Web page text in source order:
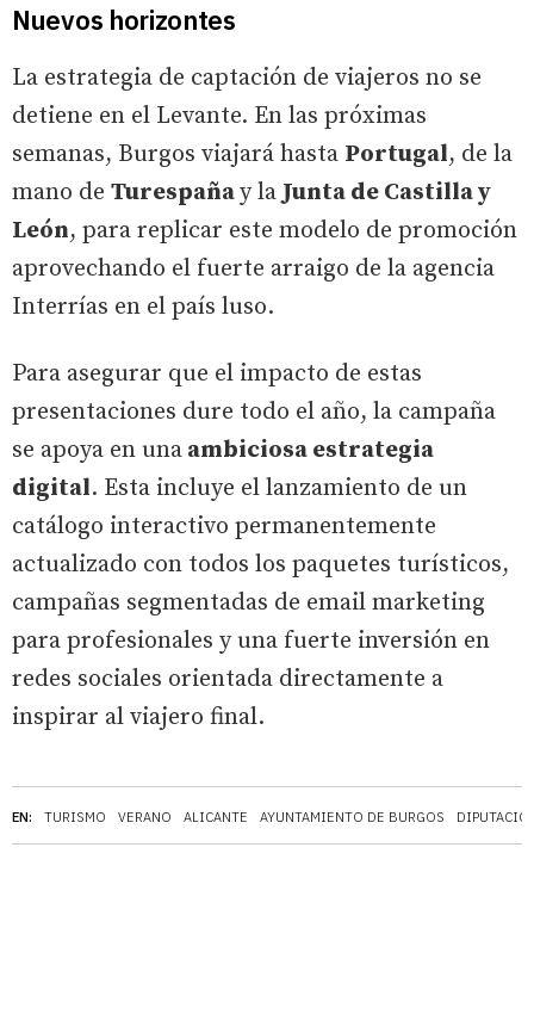
EN: TURISMO VERANO ALICANTE AYUNTAMIENTO DE BURGOS
Nuevos horizontes
La estrategia de captación de viajeros no se
detiene en el Levante. En las próximas
semanas, Burgos viajará hasta Portugal, de la
mano de Turespañay la Junta de Castilla y
León, para replicar este modelo de promoción
aprovechando el fuerte arraigo de la agencia
Interrías en el país luso.
Para asegurar que el impacto de estas
presentaciones dure todo el año, la campaña
se apoya en una ambiciosa estrategia
digital. Esta incluye el lanzamiento de un
catálogo interactivo permanentemente
actualizado con todos los paquetes turísticos,
campañas segmentadas de email marketing
para profesionales y una fuerte inversión en
redes sociales orientada directamente a
inspirar al viajero final.